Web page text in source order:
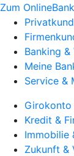
Zum
Banking
Meine
Service &
Girokonto
Kredit &
Immobilie
Zukunft &